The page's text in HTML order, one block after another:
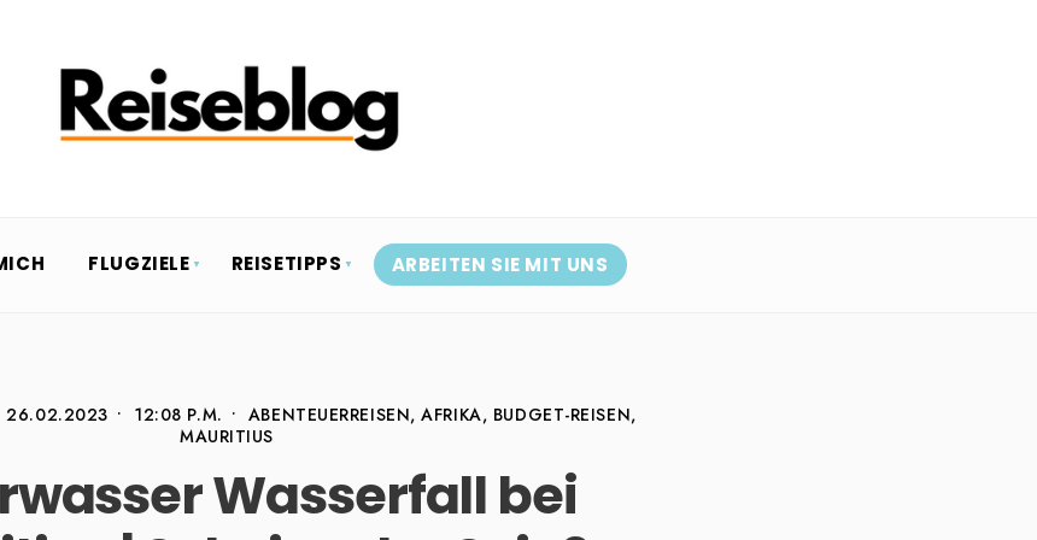
FLUGZIELE REISETIPPS ARBEITEN SIE MIT UNS
26.02.2023 • 12:08 P.M. • ABENTEUERREISEN,AFRIKA, BUDGET-REISEN,
MAURITIUS
Wasserfall bei